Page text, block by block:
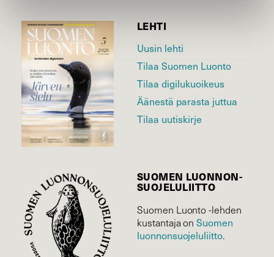
LEHTI
Uusin lehti
Tilaa Suomen Luonto
Tilaa digilukuoikeus
Äänestä parasta juttua
Tilaa uutiskirje
SUOMEN LUONNON­
SUOJELU­LIITTO
Suomen Luonto -lehden
kustantaja onSuomen
luonnonsuojelu­liitto.